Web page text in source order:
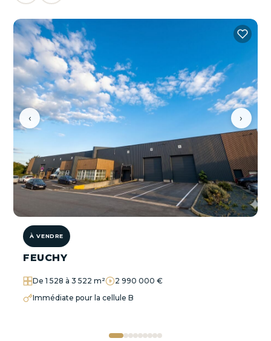
‹ ›
À VENDRE
FEUCHY
De 1 528 à 3 522 m²
2 990 000 €
Immédiate pour la cellule B